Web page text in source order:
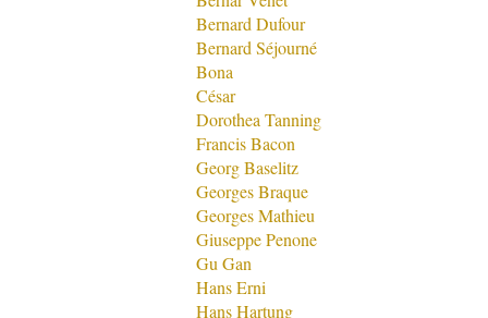
Bernard Dufour
Bernard Séjourné
Bona
César
Dorothea Tanning
Francis Bacon
Georg Baselitz
Georges Braque
Georges Mathieu
Giuseppe Penone
Gu Gan
Hans Erni
Hans Hartung